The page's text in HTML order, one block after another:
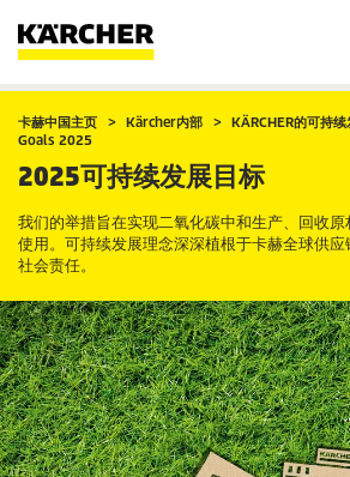
卡赫中国主页 Kärcher内部 KÄRCHER的可持续
Goals 2025
2025可持续发展目标
我们的举措旨在实现二氧化碳中和生产、回收
使用。可持续发展理念深深植根于卡赫全球供
社会责任。